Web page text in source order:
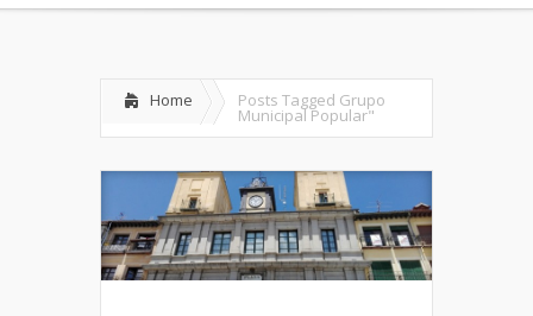
Home Posts Tagged Grupo
Municipal Popular"